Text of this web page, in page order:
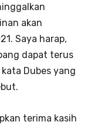
akan
Saya harap,
dapat terus
Dubes yang
terima kasih